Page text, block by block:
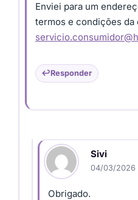
Enviei para um
termos e condições da
Responder
Sivi
04/03/2026
Obrigado.